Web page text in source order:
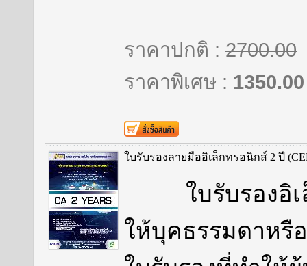
ราคาปกติ : 2700.00
ราคาพิเศษ : 1350.00
ใบรับรองลายมืออิเล็กทรอนิกส์ 2 ปี
ใบรับรองอิเล็
ให้บุคธรรมดาหรื